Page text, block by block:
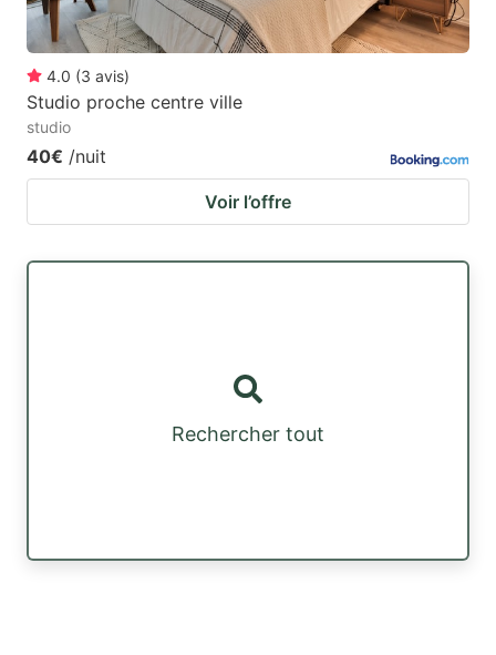
4.0 (3 avis)
Studio proche centre ville
studio
40€ /nuit
Voir l’offre
Rechercher tout